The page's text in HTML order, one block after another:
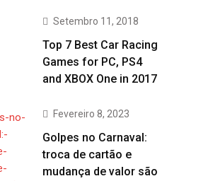
Setembro 11, 2018
Top 7 Best Car Racing
Games for PC, PS4
and XBOX One in 2017
Fevereiro 8, 2023
Golpes no Carnaval:
troca de cartão e
mudança de valor são